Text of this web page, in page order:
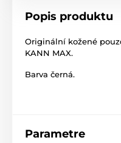
Popis produktu
Originální kožené
KANN MAX.
Barva černá.
Parametre